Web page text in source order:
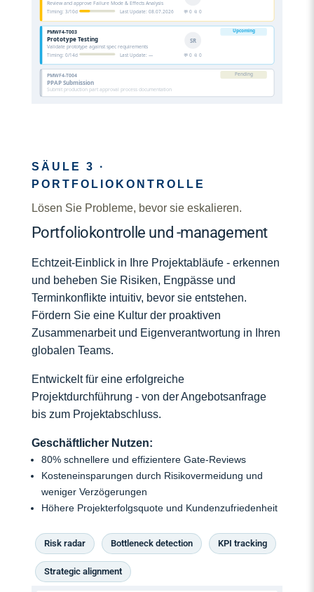
Review and approve Failure Mode & Effects Analysis
Timing: 3/10d
Last Update: 08.07.2026 💬 0 📎 0
PMWF4-T003 Upcoming
SR
Prototype Testing
Validate prototype against spec requirements
Timing: 0/14d
Last Update: — 💬 0 📎 0
PMWF4-T004 Pending
PPAP Submission
Submit production part approval process documentation
SÄULE 3 ·
PORTFOLIOKONTROLLE
Lösen Sie Probleme, bevor sie eskalieren.
Portfoliokontrolle und -management
Echtzeit-Einblick in Ihre Projektabläufe - erkennen
und beheben Sie Risiken, Engpässe und
Terminkonflikte intuitiv, bevor sie entstehen.
Fördern Sie eine Kultur der proaktiven
Zusammenarbeit und Eigenverantwortung in Ihren
globalen Teams.
Entwickelt für eine erfolgreiche
Projektdurchführung - von der Angebotsanfrage
bis zum Projektabschluss.
Geschäftlicher Nutzen:
80% schnellere und effizientere Gate-Reviews
Kosteneinsparungen durch Risikovermeidung und
weniger Verzögerungen
Höhere Projekterfolgsquote und Kundenzufriedenheit
Risk radar Bottleneck detection KPI tracking
Strategic alignment